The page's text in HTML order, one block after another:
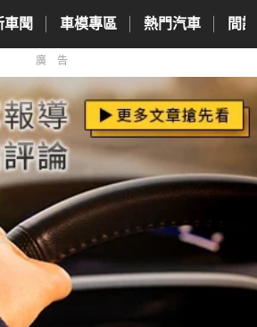
車聞 車模專區 熱門汽車 間
廣告